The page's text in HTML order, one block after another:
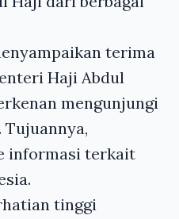
terima
Haji Abdul
mengunjungi
informasi terkait
tinggi